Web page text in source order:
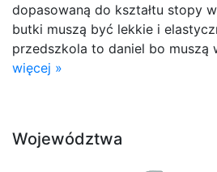
dopasowaną do kształtu stopy
butki muszą być lekkie i
przedszkola to daniel bo muszą
więcej »
Województwa